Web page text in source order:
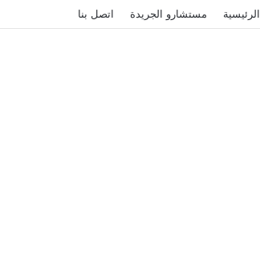
الرئيسية مستشارو الجريدة اتصل بنا